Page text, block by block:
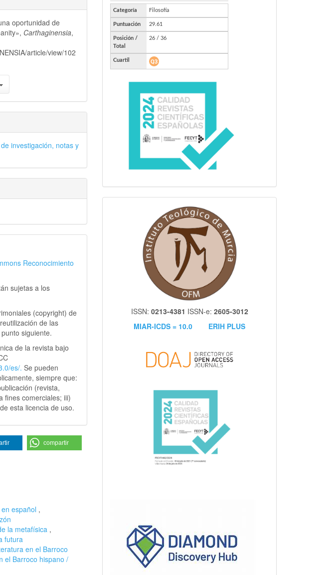
oportunidad de
Carthaginensia,
article/view/102
investigación, notas y
Reconocimiento
sujetas a los
(copyright) de
de las
siguiente.
de la revista bajo
es/.Se pueden
siempre que:
(revista,
fines comerciales; iii)
esta licencia de uso.
compartir
español ,
la metafísica ,
futura
en el Barroco
el Barroco hispano /
ISSN: 0213-4381 ISSN-e: 2605-3012
MIAR-ICDS = 10.0
ERIH PLUS